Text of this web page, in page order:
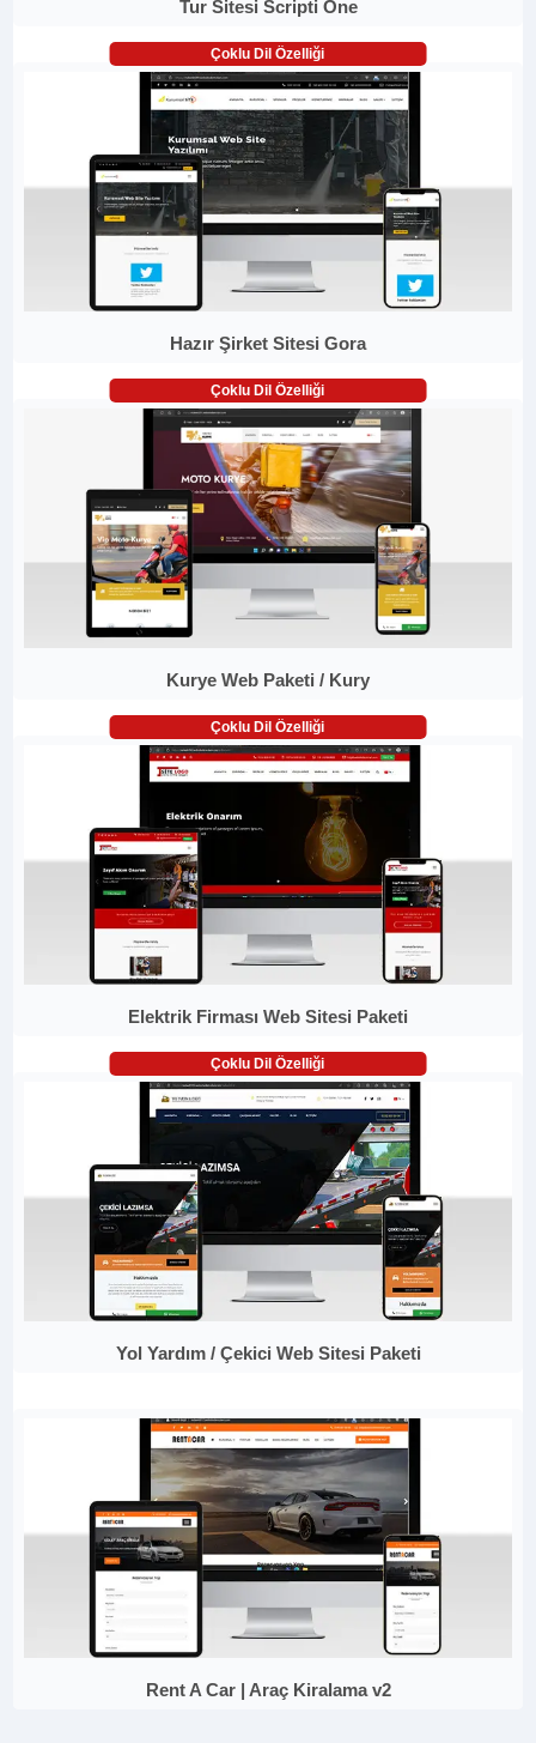
Tur Sitesi Scripti One
Çoklu Dil Özelliği
Hazır Şirket Sitesi Gora
Çoklu Dil Özelliği
Kurye Web Paketi / Kury
Çoklu Dil Özelliği
Elektrik Firması Web Sitesi Paketi
Çoklu Dil Özelliği
Yol Yardım / Çekici Web Sitesi Paketi
Rent A Car | Araç Kiralama v2